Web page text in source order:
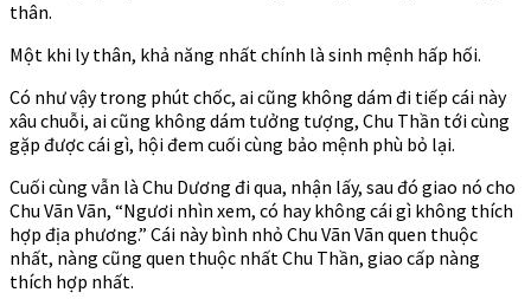
thân.
Một khi ly thân, khả năng nhất chính là sinh mệnh hấp hối.
Có như vậy trong phút chốc, ai cũng không dám đi tiếp cái này
xâu chuỗi, ai cũng không dám tưởng tượng, Chu Thần tới cùng
gặp được cái gì, hội đem cuối cùng bảo mệnh phù bỏ lại.
Cuối cùng vẫn là Chu Dương đi qua, nhận lấy, sau đó giao nó cho
Chu Vãn Vãn, “Ngươi nhìn xem, có hay không cái gì không thích
hợp địa phương.” Cái này bình nhỏ Chu Vãn Vãn quen thuộc
nhất, nàng cũng quen thuộc nhất Chu Thần, giao cấp nàng
thích hợp nhất.